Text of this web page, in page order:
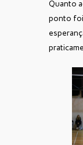
Quanto
ponto